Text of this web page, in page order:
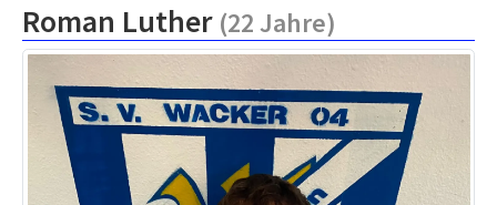
Roman Luther (22 Jahre)